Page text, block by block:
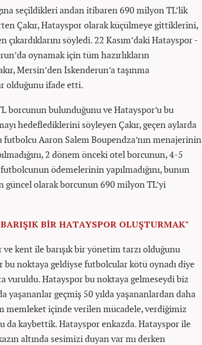
seçildikleri andan itibaren 690 milyon TL’lik
Çakır, Hatayspor olarak küçülmeye gittiklerini,
çıkardıklarını söyledi. 22 Kasım’daki Hatayspor -
oynamak için tüm hazırlıkların
Mersin’den İskenderun’a taşınma
olduğunu ifade etti.
borcunun bulunduğunu ve Hatayspor’u bu
hedeflediklerini söyleyen Çakır, geçen aylarda
futbolcu Aaron Salem Boupendza’nın menajerinin
2 dönem önceki otel borcunun, 4-5
ödemelerinin yapılmadığını, bunun
güncel olarak borcunun 690 milyon TL’yi
BİR HATAYSPOR OLUŞTURMAK"
kent ile barışık bir yönetim tarzı olduğunu
bu noktaya geldiyse futbolcular kötü oynadı diye
vuruldu. Hatayspor bu noktaya gelmeseydi biz
yaşananlar geçmiş 50 yılda yaşananlardan daha
memleket içinde verilen mücadele, verdiğimiz
da kaybettik. Hatayspor enkazda. Hatayspor ile
altında sesimizi duyan var mı derken